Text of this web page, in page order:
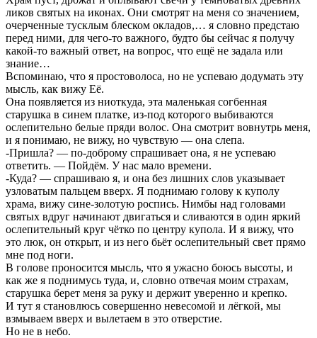
ликов святых на иконах. Они смотрят на меня со значением,
очерченные тусклым блеском окладов,… я словно предстаю
перед ними, для чего-то важного, будто бы сейчас я получу
какой-то важный ответ, на вопрос, что ещё не задала или
знание…
Вспоминаю, что я простоволоса, но не успеваю додумать эту
мысль, как вижу Её.
Она появляется из ниоткуда, эта маленькая согбенная
старушка в синем платке, из-под которого выбиваются
ослепительно белые пряди волос. Она смотрит вовнутрь меня,
и я понимаю, не вижу, но чувствую — она слепа.
-Пришла? — по-доброму спрашивает она, я не успеваю
ответить. — Пойдём. У нас мало времени.
-Куда? — спрашиваю я, и она без лишних слов указывает
узловатым пальцем вверх. Я поднимаю голову к куполу
храма, вижу сине-золотую роспись. Нимбы над головами
святых вдруг начинают двигаться и сливаются в один яркий
ослепительный круг чётко по центру купола. И я вижу, что
это люк, он открыт, и из него бьёт ослепительный свет прямо
мне под ноги.
В голове проносится мысль, что я ужасно боюсь высоты, и
как же я поднимусь туда, и, словно отвечая моим страхам,
старушка берет меня за руку и держит уверенно и крепко.
И тут я становлюсь совершенно невесомой и лёгкой, мы
взмываем вверх и вылетаем в это отверстие.
Но не в небо.